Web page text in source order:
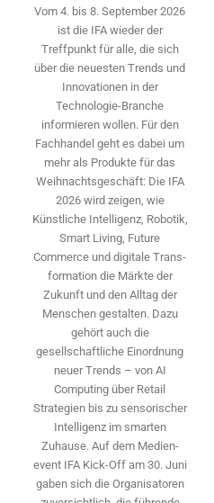
Vom 4. bis 8. September 2026
ist die IFA wieder der
Treffpunkt für alle, die sich
über die neuesten Trends und
Innovationen in der
Technologie-­Branche
informieren wollen. Für den
Fachhandel geht es dabei um
mehr als Produkte für das
Weihnachtsgeschäft: Die IFA
2026 wird ­zeigen, wie
Künstliche Intelligenz, Robotik,
Smart Living, Future
Commerce und digitale Trans­
formation die Märkte der
Zukunft und den Alltag der
Menschen gestalten. Dazu
gehört auch die
gesellschaftliche Einordnung
neuer Trends – von AI
Computing über Retail
Strategien bis zu sensorischer
Intelligenz im smarten
Zuhause. Auf dem Medien­
event IFA Kick-Off am 30. Juni
gaben sich die Organisatoren